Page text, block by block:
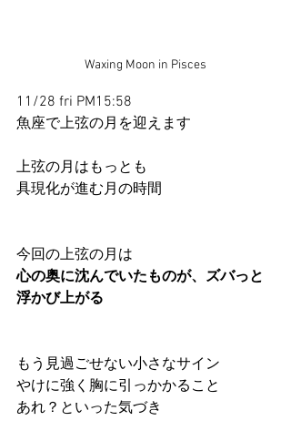
Waxing Moon in Pisces
11/28 fri PM15:58
魚座で上弦の月を迎えます
上弦の月はもっとも
具現化が進む月の時間
今回の上弦の月は
心の奥に沈んでいたものが、ズバっと
浮かび上がる
もう見過ごせない小さなサイン
やけに強く胸に引っかかること
あれ？といった気づき